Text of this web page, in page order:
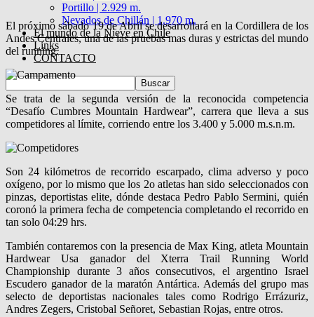
Portillo | 2.929 m.
Nevados de Chillán | 1.970 m.
El mundo de la Nieve en Chile
Links
CONTACTO
El próximo sábado 19 de Abril se desarrollará en la Cordillera de los
Andes Centrales, una de las pruebas mas duras y estrictas del mundo
del running.
Se trata de la segunda versión de la reconocida competencia
“Desafío Cumbres Mountain Hardwear”, carrera que lleva a sus
competidores al límite, corriendo entre los 3.400 y 5.000 m.s.n.m.
Son 24 kilómetros de recorrido escarpado, clima adverso y poco
oxígeno, por lo mismo que los 2o atletas han sido seleccionados con
pinzas, deportistas elite, dónde destaca Pedro Pablo Sermini, quién
coronó la primera fecha de competencia completando el recorrido en
tan solo 04:29 hrs.
También contaremos con la presencia de Max King, atleta Mountain
Hardwear Usa ganador del Xterra Trail Running World
Championship durante 3 años consecutivos, el argentino Israel
Escudero ganador de la maratón Antártica. Además del grupo mas
selecto de deportistas nacionales tales como Rodrigo Errázuriz,
Andres Zegers, Cristobal Señoret, Sebastian Rojas, entre otros.